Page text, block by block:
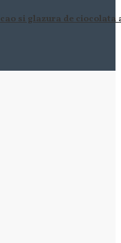
si glazura de ciocolata